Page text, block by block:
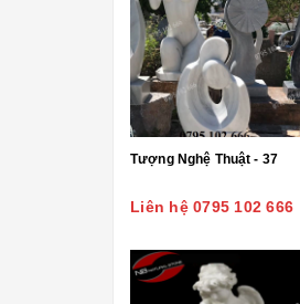
Tượng Nghệ Thuật - 37
Liên hệ 0795 102 666